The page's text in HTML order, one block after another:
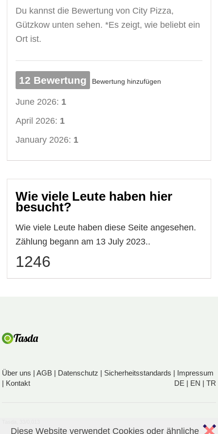
Du kannst die Bewertung von City Pizza,
Gützkow unten sehen. *Es zeigt, wie beliebt ein
Ort ist.
12 Bewertung Bewertung hinzufügen
June 2026: 1
April 2026: 1
January 2026: 1
Wie viele Leute haben hier
besucht?
Wie viele Leute haben diese Seite angesehen.
Zählung begann am 13 July 2023..
1246
Über uns |AGB | Datenschutz | Sicherheitsstandards | Impressum
| Kontakt DE | EN | TR
Diese Website verwendet Cookies oder ähnliche